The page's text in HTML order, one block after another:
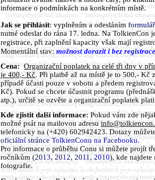
informace o podmínkách na konkrétním místě.
Jak se přihlásit: vyplněním a odesláním
nutné odeslat do rána 17. ledna. Na TolkienCon
registrace,při zaplnění kapacity však mají
Momentální stav:možnost dorazit i bez registrace
Cena:Organizační poplatek na celé tři dny v
je 400,- Kč. Při platbě až na místě je to 500,- Kč
případě účasti pouze v sobotu a předem
Kč). Pokud se chcete účastnit programu
atp.), určitě se ozvěte a organizační poplatek
Kde zjistit další informace:Pokud vám zde
možné psát na mailovou adresu
telefonicky na (+420) 602942423. Dotazy
oficiální stránce TolkienConu na Facebooku.
Pro informace o průběhu Conu si můžete projít
ročníkům (2013,2012, 2011,2010), kde najdete
fotografie.